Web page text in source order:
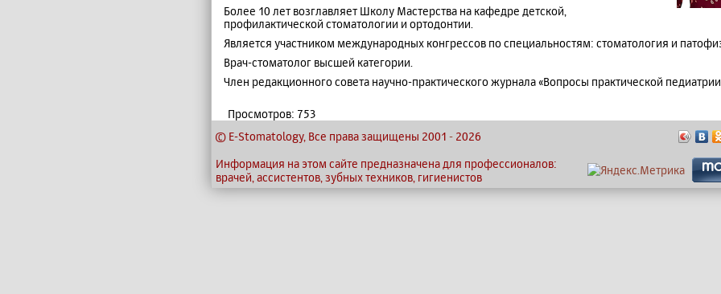
Более 10 лет возглавляет Школу Мастерства на кафедре детской,
профилактической стоматологии и ортодонтии.
Является участником международных конгрессов по специальностям: стоматология и
Врач-стоматолог высшей категории.
Член редакционного совета научно-практического журнала «Вопросы практической
Просмотров: 753
© E-Stomatology, Все права защищены 2001 - 2026
Информация на этом сайте предназначена для профессионалов:
врачей, ассистентов, зубных техников, гигиенистов